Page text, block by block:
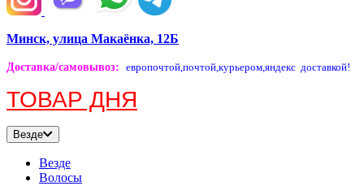
Минск, улица Макаёнка, 12Б
Доставка/самовывоз: европочтой,почтой,курьером,яндекс доставкой!
ТОВАР ДНЯ
Везде
Везде
Волосы